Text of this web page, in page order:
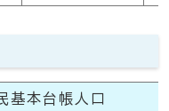
基本台帳人口